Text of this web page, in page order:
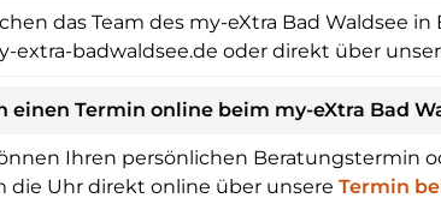
das Team des my-eXtra Bad Waldsee
extra-badwaldsee.de oder direkt über
einen Termin online beim my-eXtra Bad
Ihren persönlichen Beratungstermin
die Uhr direkt online über unsere Termin